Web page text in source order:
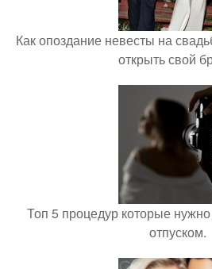
Как опоздание невесты на
открыть свой
Топ 5 процедур которые
отпуском.